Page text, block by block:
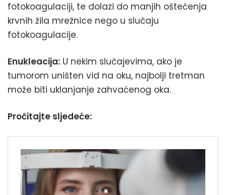
fotokoagulaciji, te dolazi do manjih oštećenja
krvnih žila mrežnice nego u slučaju
fotokoagulacije.
Enukleacija: U nekim slučajevima, ako je
tumorom uništen vid na oku, najbolji tretman
može biti uklanjanje zahvaćenog oka.
Pročitajte sljedeće: